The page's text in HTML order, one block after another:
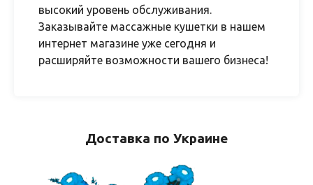
высокий уровень обслуживания.
Заказывайте массажные кушетки в нашем
интернет магазине уже сегодня и
расширяйте возможности вашего бизнеса!
Доставка по Украине